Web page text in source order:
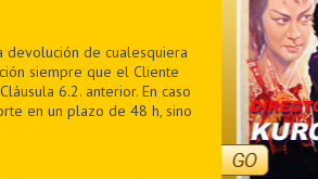
devolución de cualesquiera
siempre que el Cliente
6.2. anterior. En caso
en un plazo de 48 h, sino